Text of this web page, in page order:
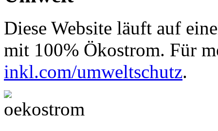
Diese Website läuft auf
mit 100% Ökostrom. Für
inkl.com/umweltschutz.